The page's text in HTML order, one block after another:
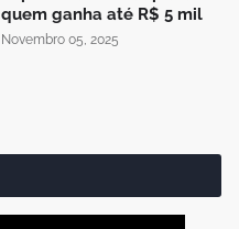
quem ganha até R$ 5 mil
Novembro 05, 2025